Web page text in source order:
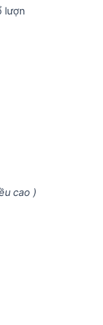
lượn
cao )